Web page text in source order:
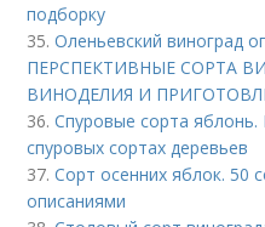
подборку
35.Оленьевский виноград
ПЕРСПЕКТИВНЫЕ СОРТА
ВИНОДЕЛИЯ И
36.Спуровые сорта яблонь.
спуровых сортах деревьев
37.Сорт осенних яблок. 50
описаниями